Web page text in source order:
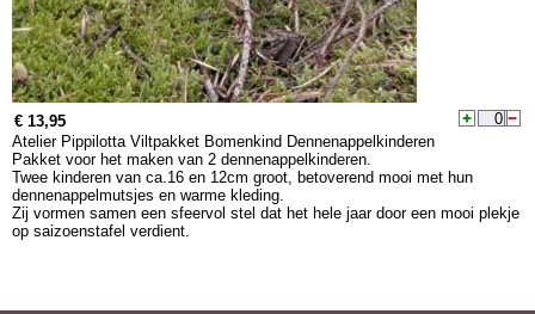
€ 13,95
Atelier Pippilotta Viltpakket Bomenkind Dennenappelkinderen
Pakket voor het maken van 2 dennenappelkinderen.
Twee kinderen van ca.16 en 12cm groot, betoverend mooi met hun
dennenappelmutsjes en warme kleding.
Zij vormen samen een sfeervol stel dat het hele jaar door een mooi plekje
op saizoenstafel verdient.